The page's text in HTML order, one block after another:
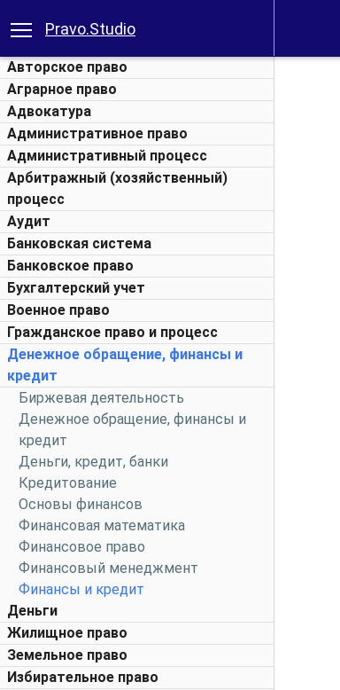
Pravo.Studio
Авторское право
Аграрное право
Адвокатура
Административное право
Административный процесс
Арбитражный (хозяйственный)
процесс
Аудит
Банковская система
Банковское право
Бухгалтерский учет
Военное право
Гражданское право и процесс
Денежное обращение, финансы и
кредит
Биржевая деятельность
Денежное обращение, финансы и
кредит
Деньги, кредит, банки
Кредитование
Основы финансов
Финансовая математика
Финансовое право
Финансовый менеджмент
Финансы и кредит
Деньги
Жилищное право
Земельное право
Избирательное право